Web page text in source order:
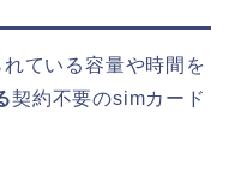
ている容量や時間を
契約不要のsimカード